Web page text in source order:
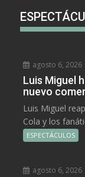
agosto 6, 2026
Luis Miguel
nuevo
Luis Miguel
Cola y los
ESPECTÁCULOS
agosto 6, 2026